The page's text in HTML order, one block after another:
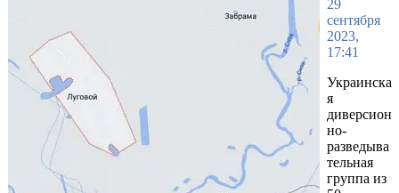
29
сентября
2023,
17:41
Украинска
я
диверсион
но-
разведыва
тельная
группа из